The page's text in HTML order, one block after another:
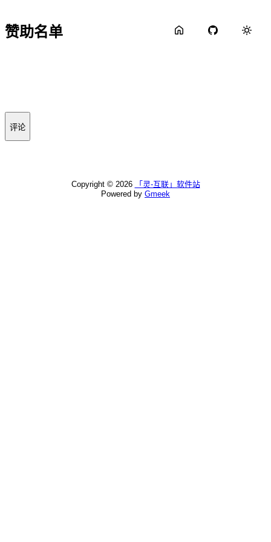
赞助名单
评论
Copyright © 2026
「灵-互联」软件站
Powered by Gmeek